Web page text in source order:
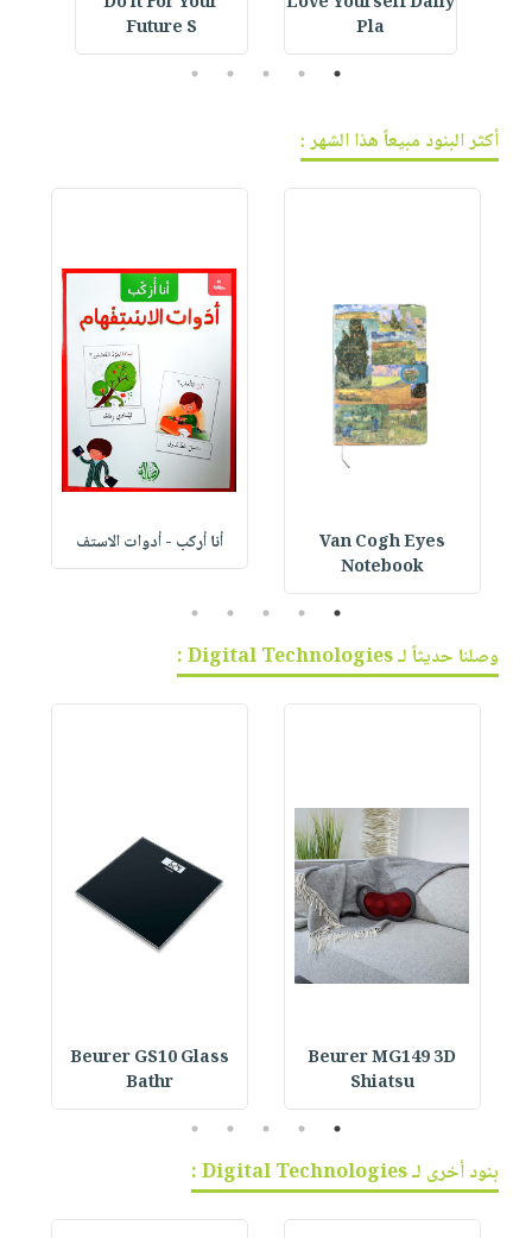
Pla
Future S
1
2
3
4
5
أكثر البنود مبيعاً هذا الشهر :
Van Cogh Eyes
Notebook
أنا أركب - أدوات الاستف
1
2
3
4
5
وصلنا حديثاً لـ Digital Technologies :
Beurer MG149 3D
Shiatsu
Beurer GS10 Glass
Bathr
1
2
3
4
5
بنود أخرى لـ Digital Technologies :